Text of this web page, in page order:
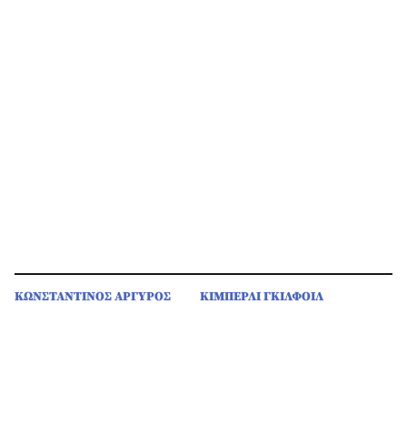
ΚΩΝΣΤΑΝΤΙΝΟΣ ΑΡΓΥΡΟΣ ΚΙΜΠΕΡΛΙ ΓΚΙΛΦΟΙΛ